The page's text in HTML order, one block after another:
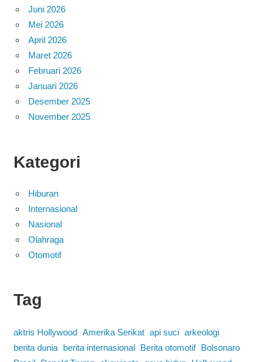
Juni 2026
Mei 2026
April 2026
Maret 2026
Februari 2026
Januari 2026
Desember 2025
November 2025
Kategori
Hiburan
Internasional
Nasional
Olahraga
Otomotif
Tag
aktris Hollywood Amerika Serikat api suci arkeologi
berita dunia
berita internasional Berita otomotif
Bolsonaro